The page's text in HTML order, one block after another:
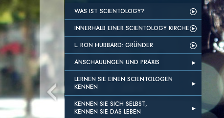
WAS IST SCIENTOLOGY?
INNERHALB EINER SCIENTOLOGY KIRCHE
L. RON HUBBARD: GRÜNDER
ANSCHAUUNGEN UND PRAXIS
LERNEN SIE EINEN SCIENTOLOGEN
KENNEN
KENNEN SIE SICH SELBST,
KENNEN SIE DAS LEBEN